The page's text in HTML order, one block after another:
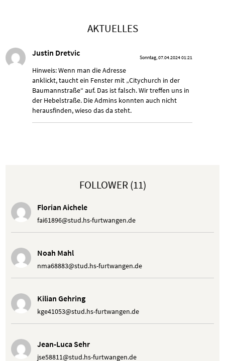
AKTUELLES
Justin Dretvic Sonntag, 07.04.2024 01:21
Hinweis: Wenn man die Adresse
anklickt, taucht ein Fenster mit „Citychurch in der
Baumannstraße“ auf. Das ist falsch. Wir treffen uns in
der Hebelstraße. Die Admins konnten auch nicht
herausfinden, wieso das da steht.
FOLLOWER (11)
Florian Aichele
fai61896@stud.hs-furtwangen.de
Noah Mahl
nma68883@stud.hs-furtwangen.de
Kilian Gehring
kge41053@stud.hs-furtwangen.de
Jean-Luca Sehr
jse58811@stud.hs-furtwangen.de